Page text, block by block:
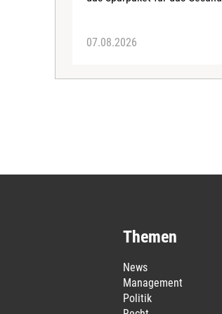
07.08.2026
Themen
News
Management
Politik